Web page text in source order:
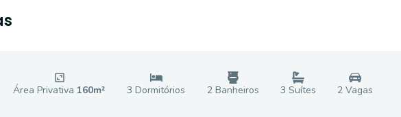
Área Privativa 160m² 3 Dormitórios 2Banheiros 3 Suítes 2Vagas